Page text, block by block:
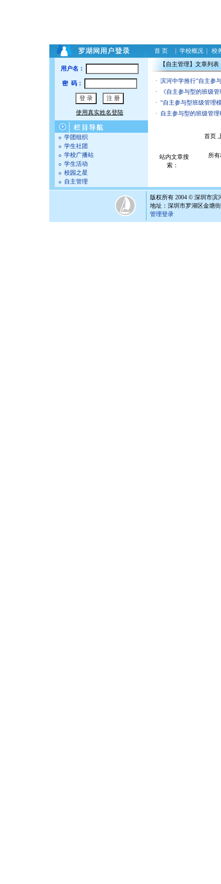
首 页 学校概况 校
用户名：
密 码：
使用真实姓名登陆
学团组织
学生社团
学校广播站
学生活动
校园之星
自主管理
【自主管理】文章列表
· 滨河中学推行“自主参
·
《自主参与型的班级
· “自主参与型班级管理
· 自主参与型的班级管
首页
站内文章搜
索：
版权所有 2004 © 深圳市滨
地址：深圳市罗湖区金塘街
管理登录